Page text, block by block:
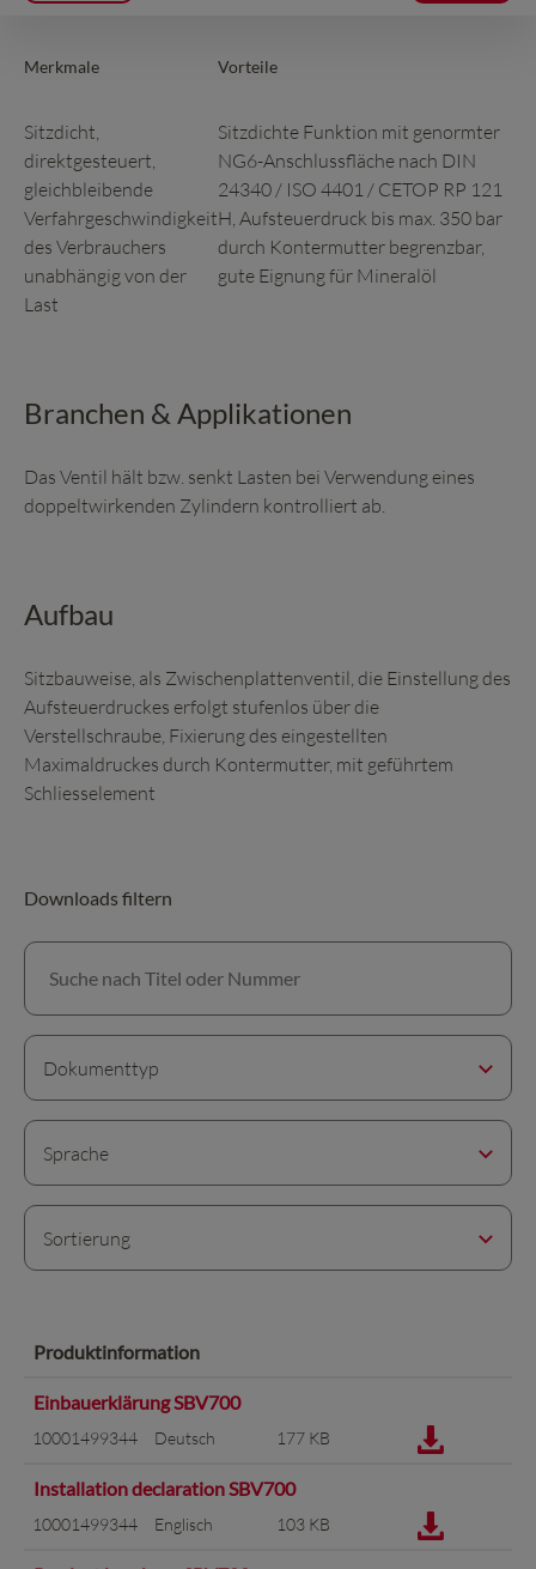
Merkmale
Sitzdicht,
direktgesteuert,
gleichbleibende
Verfahrgeschwindigkeit
des Verbrauchers
unabhängig von der
Last
Vorteile
Sitzdichte Funktion mit genormter
NG6-Anschlussfläche nach DIN
24340 / ISO 4401 / CETOP RP 121
H, Aufsteuerdruck bis max. 350 bar
durch Kontermutter begrenzbar,
gute Eignung für Mineralöl
Branchen & Applikationen
Das Ventil hält bzw. senkt Lasten bei Verwendung eines
doppeltwirkenden Zylindern kontrolliert ab.
Aufbau
Sitzbauweise, als Zwischenplattenventil, die Einstellung des
Aufsteuerdruckes erfolgt stufenlos über die
Verstellschraube, Fixierung des eingestellten
Maximaldruckes durch Kontermutter, mit geführtem
Schliesselement
Downloads filtern
Suche nach Titel oder Nummer
Dokumenttyp
Sprache
Sortierung
Produktinformation
Einbauerklärung SBV700
10001499344 Deutsch 177 KB
Installation declaration SBV700
10001499344 Englisch 103 KB